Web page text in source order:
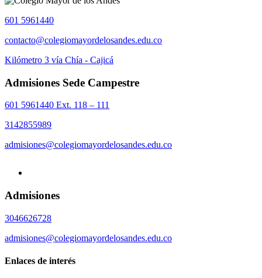
601 5961440
contacto@colegiomayordelosandes.edu.co
Kilómetro 3 vía Chía - Cajicá
Admisiones Sede Campestre
601 5961440 Ext. 118 – 111
3142855989
admisiones@colegiomayordelosandes.edu.co
Admisiones
3046626728
admisiones@colegiomayordelosandes.edu.co
Enlaces de interés